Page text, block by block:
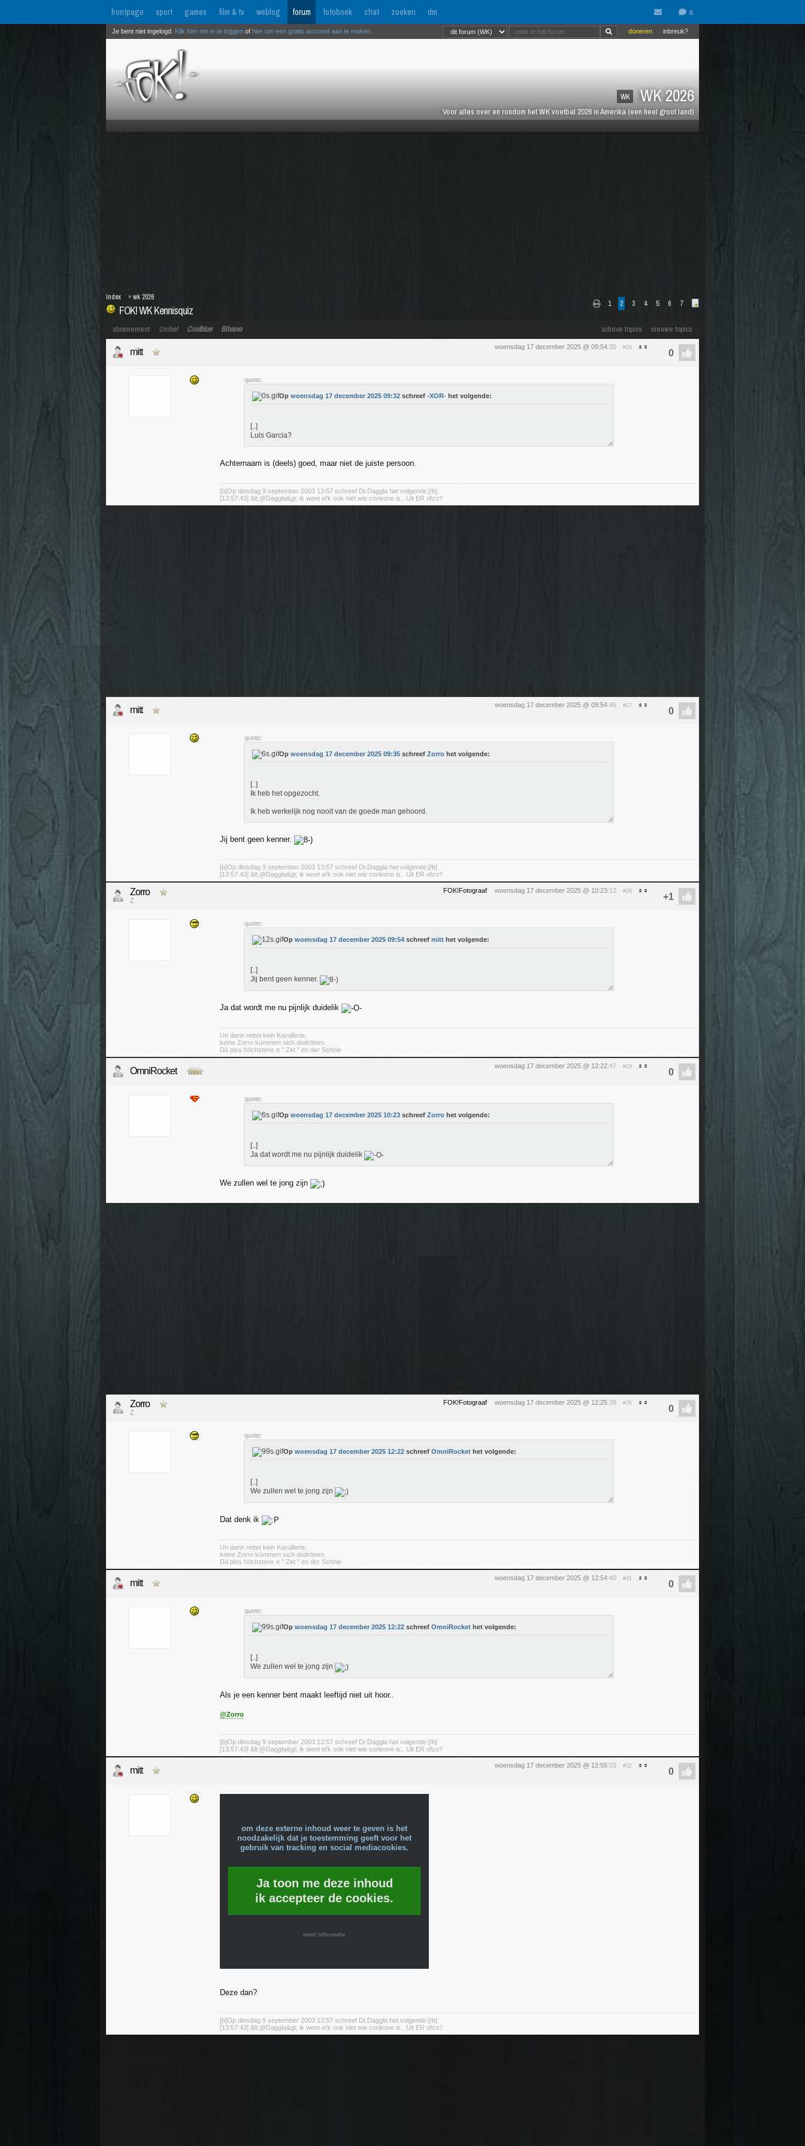
frontpage sport games film & tv weblog forum fotoboek chat zoeken dm
WK WK 2026
Voor alles over en rondom het WK voetbal 2026 in Amerika (een heel groot land)
inbreuk?
doneren
Je bent niet ingelogd. Klik hier om in te loggen of hier om een gratis account aan te maken
1 2 3 4 5 6 7
FOK! WK Kennisquiz
Index »wk 2026
actieve topics nieuwe topics
abonnement Unibet Coolblue Bitvavo
woensdag 17 december 2025 @ 09:54:35 #26
mitt
quote:
Op woensdag 17 december 2025 09:32 schreef -XOR- het volgende:
[..]
Luis Garcia?
Achternaam is (deels) goed, maar niet de juiste persoon.
[b]Op dinsdag 9 september 2003 13:57 schreef Dr.Daggla het volgende:[/b]
[13:57:43] &lt;@Daggla&gt; ik weet ei'k ook niet wie corleone is.. Uit ER ofzo?
woensdag 17 december 2025 @ 09:54:46 #27
mitt
quote:
Op woensdag 17 december 2025 09:35 schreef Zorro het volgende:
[..]
Ik heb het opgezocht.
Ik heb werkelijk nog nooit van de goede man gehoord.
Jij bent geen kenner.
[b]Op dinsdag 9 september 2003 13:57 schreef Dr.Daggla het volgende:[/b]
[13:57:43] &lt;@Daggla&gt; ik weet ei'k ook niet wie corleone is.. Uit ER ofzo?
FOK!Fotograaf woensdag 17 december 2025 @ 10:23:12 #28
Zorro
Z
quote:
Op woensdag 17 december 2025 09:54 schreef mitt het volgende:
[..]
Jij bent geen kenner.
Ja dat wordt me nu pijnlijk duidelik
Un dann rettet kein Kavallerie,
keine Zorro kümmert sich dodrömm.
Dä piss höchstens e " Zet " en der Schnie
woensdag 17 december 2025 @ 12:22:47 #29
OmniRocket
quote:
Op woensdag 17 december 2025 10:23 schreef Zorro het volgende:
[..]
Ja dat wordt me nu pijnlijk duidelik
We zullen wel te jong zijn
FOK!Fotograaf woensdag 17 december 2025 @ 12:25:38 #30
Zorro
Z
quote:
Op woensdag 17 december 2025 12:22 schreef OmniRocket het volgende:
[..]
We zullen wel te jong zijn
Dat denk ik
Un dann rettet kein Kavallerie,
keine Zorro kümmert sich dodrömm.
Dä piss höchstens e " Zet " en der Schnie
woensdag 17 december 2025 @ 12:54:40 #31
mitt
quote:
Op woensdag 17 december 2025 12:22 schreef OmniRocket het volgende:
[..]
We zullen wel te jong zijn
Als je een kenner bent maakt leeftijd niet uit hoor..
@Zorro
[b]Op dinsdag 9 september 2003 13:57 schreef Dr.Daggla het volgende:[/b]
[13:57:43] &lt;@Daggla&gt; ik weet ei'k ook niet wie corleone is.. Uit ER ofzo?
woensdag 17 december 2025 @ 12:55:03 #32
mitt
om deze externe inhoud weer te geven is het
noodzakelijk dat je toestemming geeft voor het
gebruik van tracking en social mediacookies.
Ja toon me deze inhoud
ik accepteer de cookies.
meer informatie
Deze dan?
[b]Op dinsdag 9 september 2003 13:57 schreef Dr.Daggla het volgende:[/b]
[13:57:43] &lt;@Daggla&gt; ik weet ei'k ook niet wie corleone is.. Uit ER ofzo?